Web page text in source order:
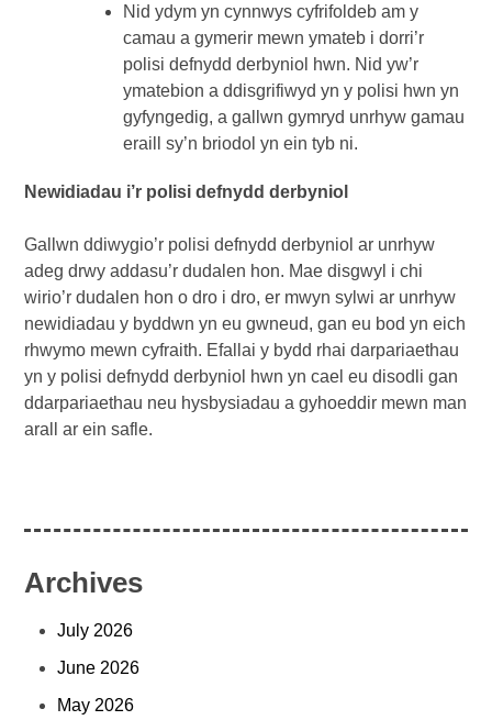
Nid ydym yn cynnwys cyfrifoldeb am y
camau a gymerir mewn ymateb i dorri’r
polisi defnydd derbyniol hwn. Nid yw’r
ymatebion a ddisgrifiwyd yn y polisi hwn yn
gyfyngedig, a gallwn gymryd unrhyw gamau
eraill sy’n briodol yn ein tyb ni.
Newidiadau i’r polisi defnydd derbyniol
Gallwn ddiwygio’r polisi defnydd derbyniol ar unrhyw
adeg drwy addasu’r dudalen hon. Mae disgwyl i chi
wirio’r dudalen hon o dro i dro, er mwyn sylwi ar unrhyw
newidiadau y byddwn yn eu gwneud, gan eu bod yn eich
rhwymo mewn cyfraith. Efallai y bydd rhai darpariaethau
yn y polisi defnydd derbyniol hwn yn cael eu disodli gan
ddarpariaethau neu hysbysiadau a gyhoeddir mewn man
arall ar ein safle.
Archives
July 2026
June 2026
May 2026